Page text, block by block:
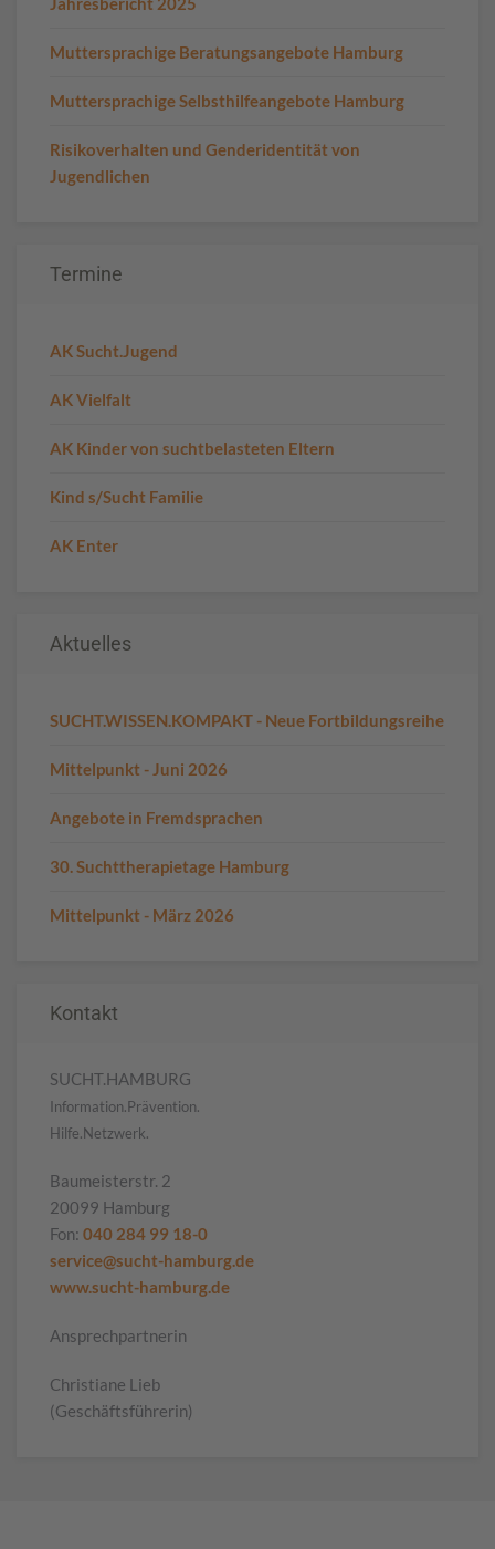
Muttersprachige Beratungsangebote Hamburg
Muttersprachige Selbsthilfeangebote Hamburg
Risikoverhalten und Genderidentität von
Jugendlichen
Termine
AK Sucht.Jugend
AK Vielfalt
AK Kinder von suchtbelasteten Eltern
Kind s/Sucht Familie
AK Enter
Aktuelles
SUCHT.WISSEN.KOMPAKT - Neue Fortbildungsreihe
Mittelpunkt - Juni 2026
Angebote in Fremdsprachen
30. Suchttherapietage Hamburg
Mittelpunkt - März 2026
Kontakt
SUCHT.HAMBURG
Information.Prävention.
Hilfe.Netzwerk.
Baumeisterstr. 2
20099 Hamburg
Fon: 040 284 99 18-0
service@sucht-hamburg.de
www.sucht-hamburg.de
Ansprechpartnerin
Christiane Lieb
(Geschäftsführerin)